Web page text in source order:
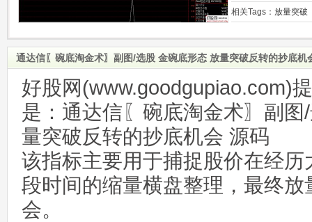
相关Tags： 放量突破
通达信〖碗底淘金术〗副图/选股 金碗底形态 放量突破反转的抄底机
好股网(www.goodgupiao.com)
是：通达信〖碗底淘金术〗副
量突破反转的抄底机会 源码
该指标主要用于捕捉股价在经
段时间的缩量横盘整理，最终
会。